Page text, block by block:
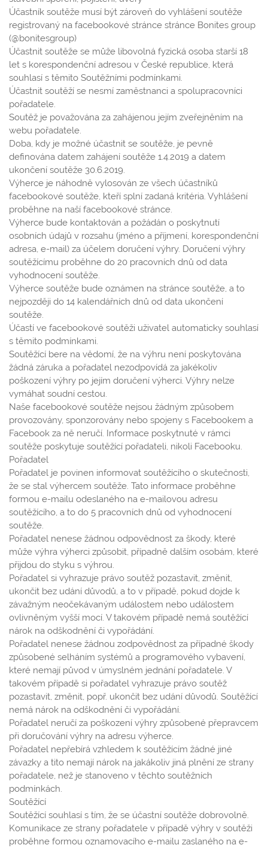
Účastník soutěže musí být zároveň do vyhlášení soutěže
registrovaný na facebookové stránce stránce Bonites group
(@bonitesgroup)
Účastnit soutěže se může libovolná fyzická osoba starší 18
let s korespondenční adresou v České republice, která
souhlasí s těmito Soutěžními podmínkami.
Účastnit soutěží se nesmí zaměstnanci a spolupracovníci
pořadatele.
Soutěž je považována za zahájenou jejím zveřejněním na
webu pořadatele.
Doba, kdy je možné účastnit se soutěže, je pevně
definována datem zahájení soutěže 1.4.2019 a datem
ukončení soutěže 30.6.2019.
Výherce je náhodně vylosován ze všech účastníků
facebookové soutěže, kteří splní zadaná kritéria. Vyhlášení
proběhne na naší facebookové stránce.
Výherce bude kontaktován a požádán o poskytnutí
osobních údajů v rozsahu (jméno a příjmení, korespondenční
adresa, e-mail) za účelem doručení výhry. Doručení výhry
soutěžícímu proběhne do 20 pracovních dnů od data
vyhodnocení soutěže.
Výherce soutěže bude oznámen na stránce soutěže, a to
nejpozději do 14 kalendářních dnů od data ukončení
soutěže.
Účastí ve facebookové soutěži uživatel automaticky souhlasí
s těmito podmínkami.
Soutěžící bere na vědomí, že na výhru není poskytována
žádná záruka a pořadatel nezodpovídá za jakékoliv
poškození výhry po jejím doručení výherci. Výhry nelze
vymáhat soudní cestou.
Naše facebookové soutěže nejsou žádným způsobem
provozovány, sponzorovány nebo spojeny s Facebookem a
Facebook za ně neručí. Informace poskytnuté v rámci
soutěže poskytuje soutěžící pořadateli, nikoli Facebooku.
Pořadatel
Pořadatel je povinen informovat soutěžícího o skutečnosti,
že se stal výhercem soutěže. Tato informace proběhne
formou e-mailu odeslaného na e-mailovou adresu
soutěžícího, a to do 5 pracovních dnů od vyhodnocení
soutěže.
Pořadatel nenese žádnou odpovědnost za škody, které
může výhra výherci způsobit, případně dalším osobám, které
přijdou do styku s výhrou.
Pořadatel si vyhrazuje právo soutěž pozastavit, změnit,
ukončit bez udání důvodů, a to v případě, pokud dojde k
závažným neočekávaným událostem nebo událostem
ovlivněným vyšší mocí. V takovém případě nemá soutěžící
nárok na odškodnění či vypořádání.
Pořadatel nenese žádnou zodpovědnost za případné škody
způsobené selháním systémů a programového vybavení,
které nemají původ v úmyslném jednání pořadatele. V
takovém případě si pořadatel vyhrazuje právo soutěž
pozastavit, změnit, popř. ukončit bez udání důvodů. Soutěžící
nemá nárok na odškodnění či vypořádání.
Pořadatel neručí za poškození výhry způsobené přepravcem
při doručování výhry na adresu výherce.
Pořadatel nepřebírá vzhledem k soutěžícím žádné jiné
závazky a tito nemají nárok na jakákoliv jiná plnění ze strany
pořadatele, než je stanoveno v těchto soutěžních
podmínkách.
Soutěžící
Soutěžící souhlasí s tím, že se účastní soutěže dobrovolně.
Komunikace ze strany pořadatele v případě výhry v soutěži
proběhne formou oznamovacího e-mailu zaslaného na e-